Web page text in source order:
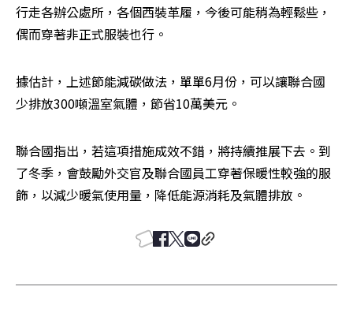
行走各辦公處所，各個西裝革履，今後可能稍為輕鬆些，
偶而穿著非正式服裝也行。
據估計，上述節能減碳做法，單單6月份，可以讓聯合國
少排放300噸溫室氣體，節省10萬美元。
聯合國指出，若這項措施成效不錯，將持續推展下去。到
了冬季，會鼓勵外交官及聯合國員工穿著保暖性較強的服
飾，以減少暖氣使用量，降低能源消耗及氣體排放。